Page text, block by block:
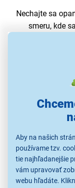
Aby na našich
používame tzv.
tie najhľadanejšie
vám upravovať
webu hľadáte.
Nechajte sa
smeru, kde
najväčšia
sledujúceho